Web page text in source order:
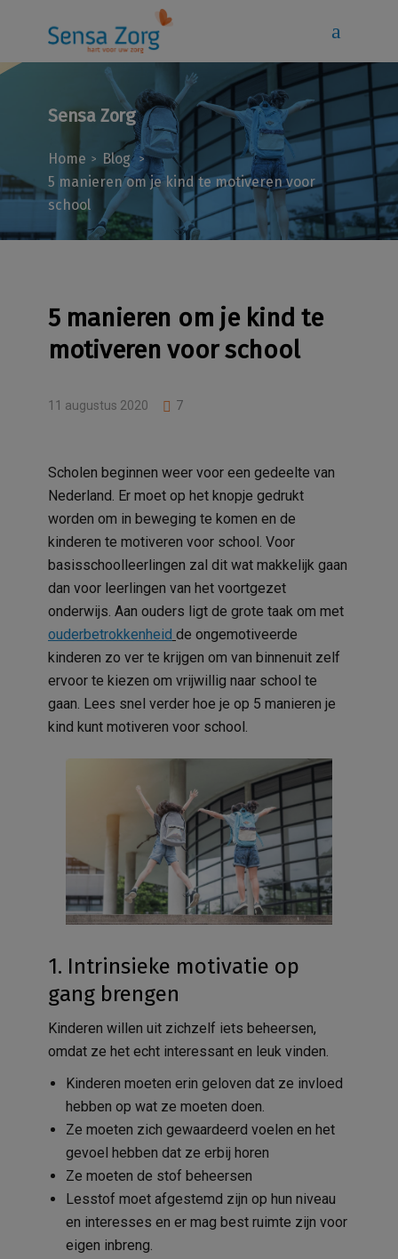
Sensa Zorg
Home > Blog >
5 manieren om je kind te motiveren voor
school
5 manieren om je kind te
motiveren voor school
11 augustus 2020 7
Scholen beginnen weer voor een gedeelte van
Nederland. Er moet op het knopje gedrukt
worden om in beweging te komen en de
kinderen te motiveren voor school. Voor
basisschoolleerlingen zal dit wat makkelijk gaan
dan voor leerlingen van het voortgezet
onderwijs. Aan ouders ligt de grote taak om met
ouderbetrokkenheid de ongemotiveerde
kinderen zo ver te krijgen om van binnenuit zelf
ervoor te kiezen om vrijwillig naar school te
gaan. Lees snel verder hoe je op 5 manieren je
kind kunt motiveren voor school.
1. Intrinsieke motivatie op
gang brengen
Kinderen willen uit zichzelf iets beheersen,
omdat ze het echt interessant en leuk vinden.
Kinderen moeten erin geloven dat ze invloed
hebben op wat ze moeten doen.
Ze moeten zich gewaardeerd voelen en het
gevoel hebben dat ze erbij horen
Ze moeten de stof beheersen
Lesstof moet afgestemd zijn op hun niveau
en interesses en er mag best ruimte zijn voor
eigen inbreng.